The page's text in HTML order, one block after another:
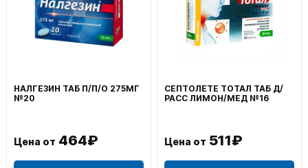
НАЛГЕЗИН ТАБ П/П/О 275МГ
№20
Цена от 464₽
СЕПТОЛЕТЕ ТОТАЛ ТАБ Д/
РАСС ЛИМОН/МЕД №16
Цена от 511₽